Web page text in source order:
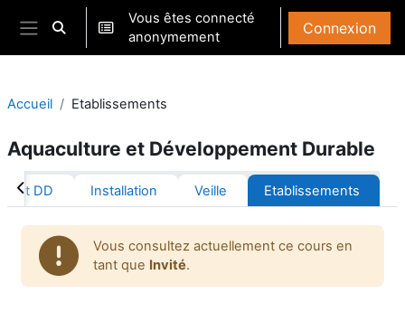
Passer au contenu principal
Panneau latéral
Activer/désactiver la saisie de recherche
Vous êtes connecté
anonymement
Connexion
Accueil Etablissements
Aquaculture et Développement Durable
Résumé de section
et DD Installation Veille Etablissements
Vous consultez actuellement ce cours en
tant que Invité.